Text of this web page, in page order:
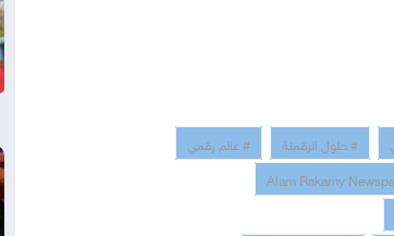
# حلول الرقمنة
# عالم رقمي